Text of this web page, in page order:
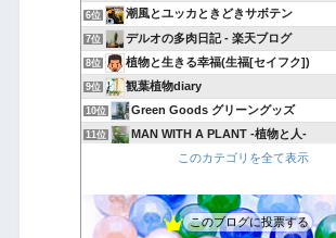
6位 潮風とユッカときどきサボテン
7位 デルオの多肉日記 - 楽天ブログ
8位 植物と生きる幸福(生福[セイフク])
9位 観葉植物diary
10位 Green Goods グリーングッズ
11位 MAN WITH A PLANT -植物と人-
おもいつかない
多肉植物・サボテンの種類、一覧と育て方 図鑑
14位 アボタリアンのアボカド生活
15位 Yubisakino Jyunin
このカテゴリを全て表示
このブログに投票する